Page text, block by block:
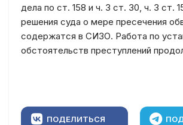
дела по ст. 158 и ч. 3 ст. 30, ч. 3 ст.
решения суда о мере пресечения
содержатся в СИЗО. Работа по
обстоятельств преступлений
ПОДЕЛИТЬСЯ